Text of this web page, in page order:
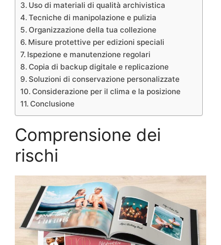
Uso di materiali di qualità archivistica
Tecniche di manipolazione e pulizia
Organizzazione della tua collezione
Misure protettive per edizioni speciali
Ispezione e manutenzione regolari
Copia di backup digitale e replicazione
Soluzioni di conservazione personalizzate
Considerazione per il clima e la posizione
Conclusione
Comprensione dei
rischi